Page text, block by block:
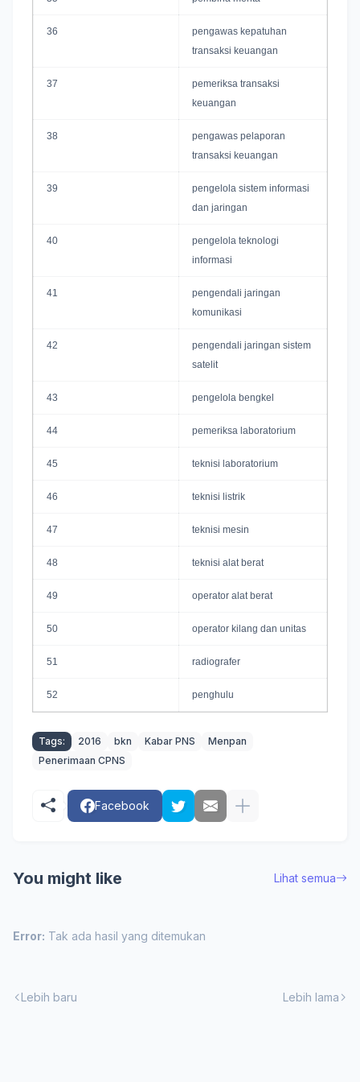
36
pengawas kepatuhan
transaksi keuangan
37
pemeriksa transaksi
keuangan
38
pengawas pelaporan
transaksi keuangan
39
pengelola sistem informasi
dan jaringan
40
pengelola teknologi
informasi
41
pengendali jaringan
komunikasi
42
pengendali jaringan sistem
satelit
43 pengelola bengkel
44 pemeriksa laboratorium
45 teknisi laboratorium
46 teknisi listrik
47 teknisi mesin
48 teknisi alat berat
49 operator alat berat
50 operator kilang dan unitas
51 radiografer
52 penghulu
Tags: 2016 bkn Kabar PNS
Menpan
Penerimaan CPNS
Facebook
You might like Lihat semua
Error: Tak ada hasil yang ditemukan
Lebih baru Lebih lama